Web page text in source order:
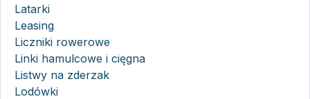
Latarki
Leasing
Liczniki rowerowe
Linki hamulcowe i cięgna
Listwy na zderzak
Lodówki